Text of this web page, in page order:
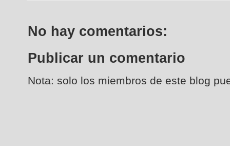
No hay comentarios:
Publicar un comentario
Nota: solo los miembros de este blog